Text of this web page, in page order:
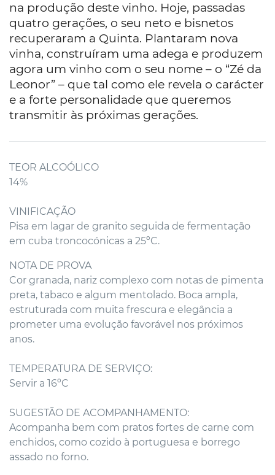
na produção deste vinho. Hoje, passadas
quatro gerações, o seu neto e bisnetos
recuperaram a Quinta. Plantaram nova
vinha, construíram uma adega e produzem
agora um vinho com o seu nome – o “Zé da
Leonor” – que tal como ele revela o carácter
e a forte personalidade que queremos
transmitir às próximas gerações.
TEOR ALCOÓLICO
14%
VINIFICAÇÃO
Pisa em lagar de granito seguida de fermentação
em cuba troncocónicas a 25ºC.
NOTA DE PROVA
Cor granada, nariz complexo com notas de pimenta
preta, tabaco e algum mentolado. Boca ampla,
estruturada com muita frescura e elegância a
prometer uma evolução favorável nos próximos
anos.
TEMPERATURA DE SERVIÇO:
Servir a 16ºC
SUGESTÃO DE ACOMPANHAMENTO:
Acompanha bem com pratos fortes de carne com
enchidos, como cozido à portuguesa e borrego
assado no forno.